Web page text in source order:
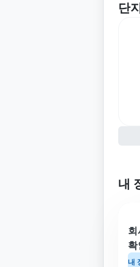
단
내
내